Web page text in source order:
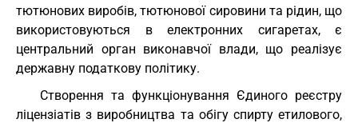
тютюнових виробів, тютюнової сировини та рідин, що
використовуються в електронних сигаретах, є
центральний орган виконавчої влади, що реалізує
державну податкову політику.
Створення та функціонування Єдиного реєстру
ліцензіатів з виробництва та обігу спирту етилового,